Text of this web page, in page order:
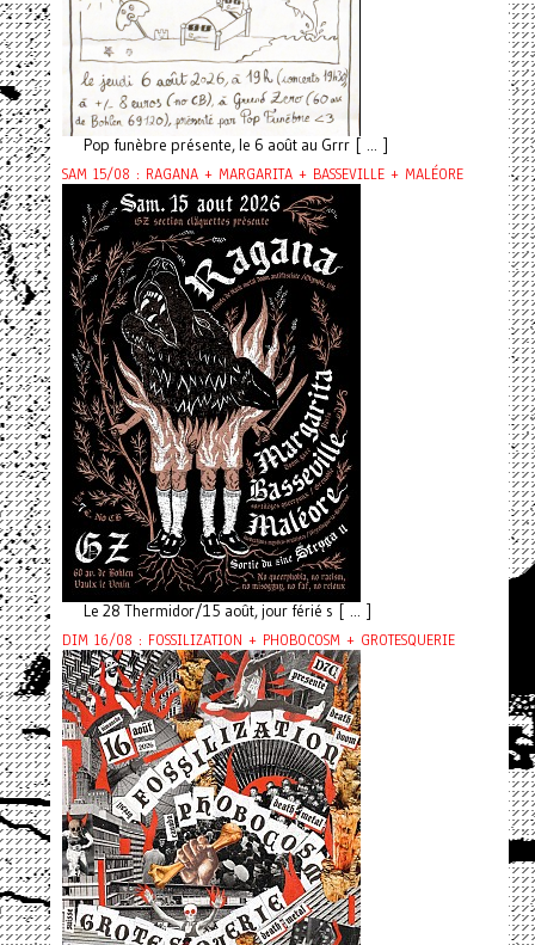
Pop funèbre présente, le 6 août au Grrr [ ... ]
SAM 15/08 : RAGANA + MARGARITA + BASSEVILLE + MALÉORE
Le 28 Thermidor/15 août, jour férié s [ ... ]
DIM 16/08 : FOSSILIZATION + PHOBOCOSM + GROTESQUERIE